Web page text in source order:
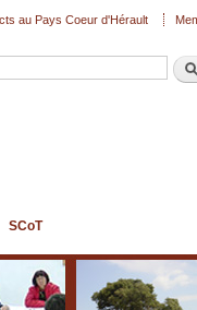
SCoT
au Pays Coeur d'Hérault